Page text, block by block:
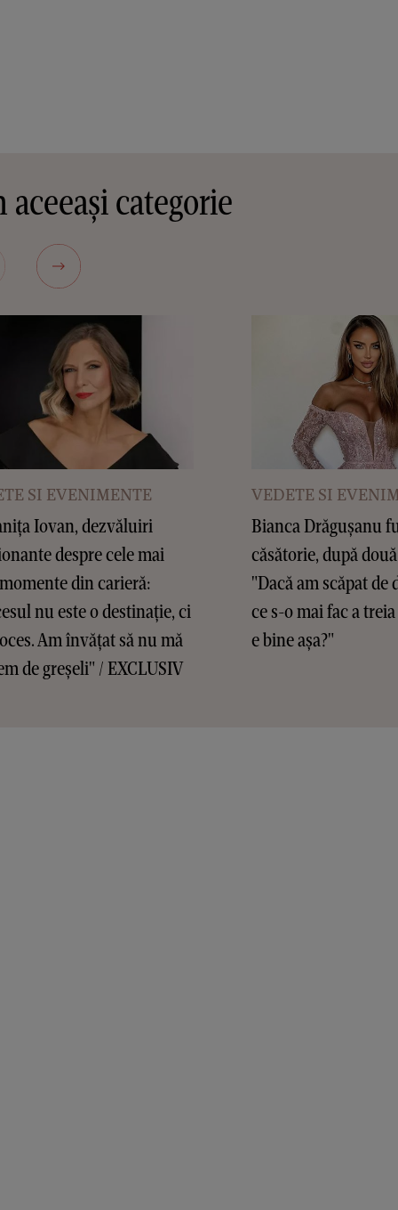
aceeași categorie
SI EVENIMENTE
Iovan, dezvăluiri
despre cele mai
din carieră:
nu este o destinație, ci
Am învățat să nu mă
de greșeli" / EXCLUSIV
VEDETE SI
Bianca Drăgușanu
căsătorie, după
"Dacă am scăpat de
ce s-o mai fac a
e bine așa?"